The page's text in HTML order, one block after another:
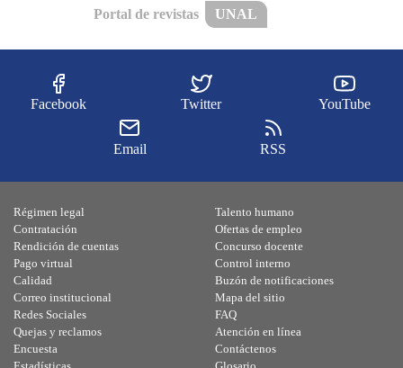
Portal de revistas UNAL
Facebook Twitter YouTube
Email RSS
Régimen legal
Contratación
Rendición de cuentas
Pago virtual
Calidad
Talento humano
Ofertas de empleo
Concurso docente
Control interno
Buzón de notificaciones
Correo institucional
Redes Sociales
Quejas y reclamos
Encuesta
Mapa del sitio
FAQ
Atención en línea
Contáctenos